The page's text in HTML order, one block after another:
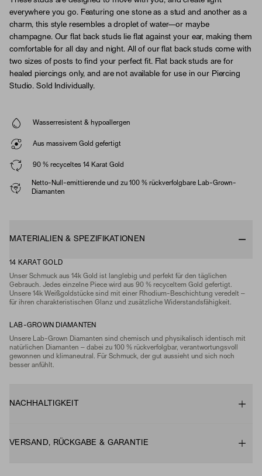
everywhere you go. Featuring one stone as a stud and another as a
charm, this style resembles a droplet of water—or maybe
champagne. Our flat back studs lie flat against your ear, making them
comfortable for all day and night. All of our flat back studs come with
two sizes of posts to find your perfect fit. Flat back studs are for
healed piercings only, and are not available for use in our Piercing
Studio. Sold Individually.
Wasserresistent & hypoallergen
Aus massivem Gold gefertigt
90 % recyceltes 14 Karat Gold
Netto-Null-emittierende und zu 100 % rückverfolgbare Lab-Grown-
Diamanten
MATERIALIEN & SPEZIFIKATIONEN
14 KARAT GOLD
Unser Schmuck aus 14k Gold ist langlebig und perfekt für den täglichen
Gebrauch. Jedes einzelne Piece wird aus 90 % recyceltem Gold gefertigt.
Unsere 14k Weißgoldstücke sind mit einer Rhodium-Beschichtung veredelt –
für ihren charakteristischen Glanz und zusätzliche Widerstandsfähigkeit.
LAB-GROWN DIAMANTEN
Unsere Lab-Grown Diamanten sind chemisch und physikalisch identisch mit
natürlichen Diamanten – dabei zu 100 % rückverfolgbar, verantwortungsvoll
gewonnen und klimaneutral. Für Schmuck, der gut aussieht und sich noch
besser anfühlt.
NACHHALTIGKEIT
VERSAND, RÜCKGABE & GARANTIE